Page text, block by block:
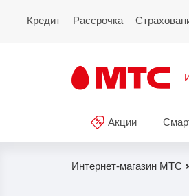
Кредит Рассрочка
Акции
Смартфоны
Акции
Интернет-магазин МТС